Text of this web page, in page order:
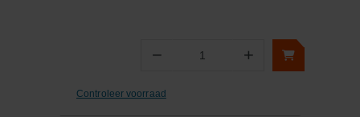
− Aantal +
Controleer voorraad